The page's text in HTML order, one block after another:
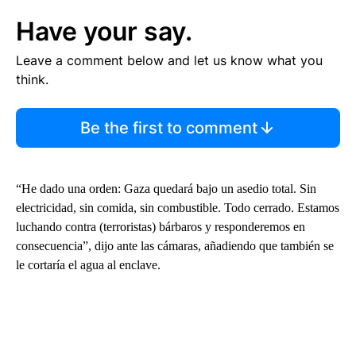
Have your say.
Leave a comment below and let us know what you
think.
Be the first to comment
“He dado una orden: Gaza quedará bajo un asedio total. Sin
electricidad, sin comida, sin combustible. Todo cerrado. Estamos
luchando contra (terroristas) bárbaros y responderemos en
consecuencia”, dijo ante las cámaras, añadiendo que también se
le cortaría el agua al enclave.